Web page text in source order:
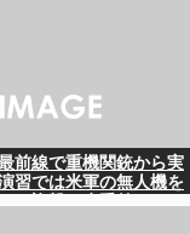
前線で重機関銃から実
習では米軍の無人機を